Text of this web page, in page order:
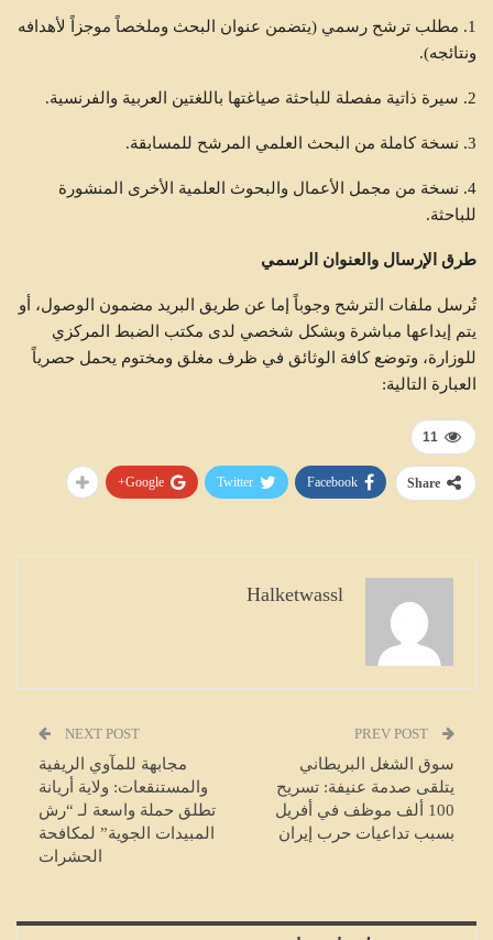
1. مطلب ترشح رسمي (يتضمن عنوان البحث وملخصاً موجزاً لأهدافه
ونتائجه).
2. سيرة ذاتية مفصلة للباحثة صياغتها باللغتين العربية والفرنسية.
3. نسخة كاملة من البحث العلمي المرشح للمسابقة.
4. نسخة من مجمل الأعمال والبحوث العلمية الأخرى المنشورة
للباحثة.
طرق الإرسال والعنوان الرسمي
تُرسل ملفات الترشح وجوباً إما عن طريق البريد مضمون الوصول، أو
يتم إيداعها مباشرة وبشكل شخصي لدى مكتب الضبط المركزي
للوزارة، وتوضع كافة الوثائق في ظرف مغلق ومختوم يحمل حصرياً
العبارة التالية:
11
Share
Facebook
Twitter
Google+
Halketwassl
سوق الشغل البريطاني
يتلقى صدمة عنيفة: تسريح
100 ألف موظف في أفريل
بسبب تداعيات حرب إيران
NEXT POST
مجابهة للمآوي الريفية
والمستنقعات: ولاية أريانة
تطلق حملة واسعة لـ “رش
المبيدات الجوية” لمكافحة
الحشرات